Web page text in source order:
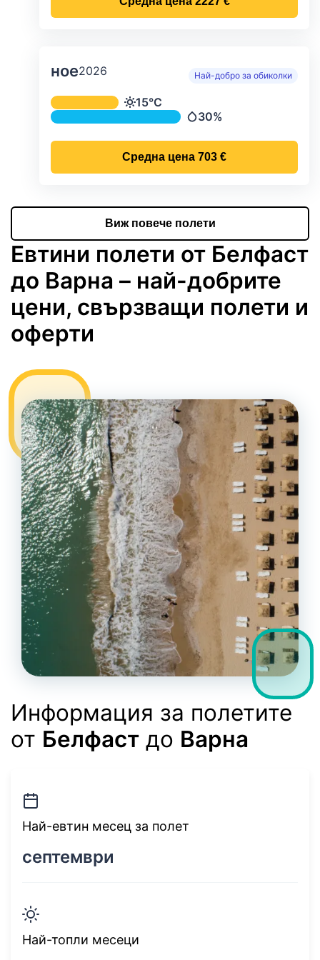
ное2026 Най-добро за обиколки
Средна месечна температура и
Температура
15°C
Валежи
30%
Средна цена 703 €
Виж повече полети
Евтини полети от Белфаст
до Варна – най-добрите
цени, свързващи полети и
оферти
Информация за полетите
от Белфаст до Варна
Най-евтин месец за полет
септември
Най-топли месеци